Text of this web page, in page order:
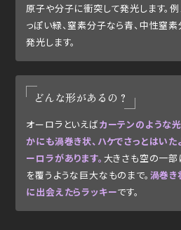
原子や分子に衝突して発光します。
っぽい緑、窒素分子なら青、中性窒
発光します。
どんな形があるの？
オーロラといえばカーテンのような光
かにも渦巻き状、ハケでさっとはい
ーロラがあります。 大きさも空の一部
を覆うような巨大なものまで。 渦巻き
に出会えたらラッキーです。